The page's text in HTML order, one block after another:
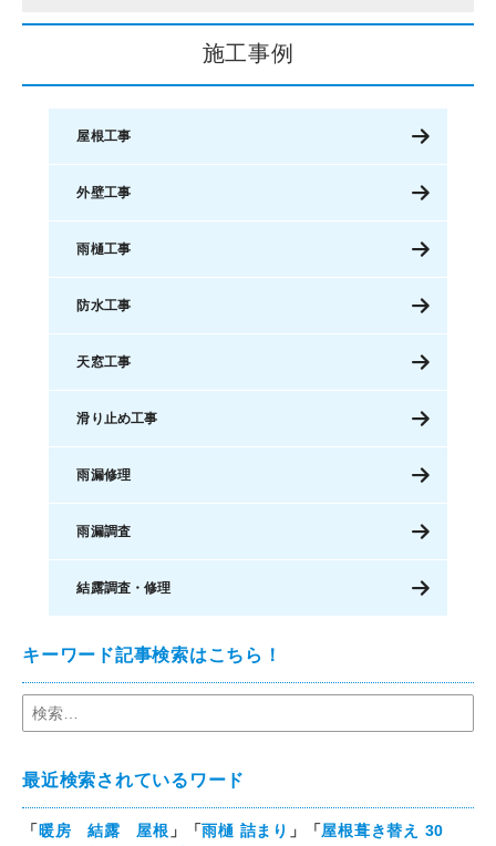
施工事例
屋根工事
外壁工事
雨樋工事
防水工事
天窓工事
滑り止め工事
雨漏修理
雨漏調査
結露調査・修理
キーワード記事検索はこちら！
最近検索されているワード
「暖房 結露 屋根 」「雨樋 詰まり 」「屋根葺き替え 30